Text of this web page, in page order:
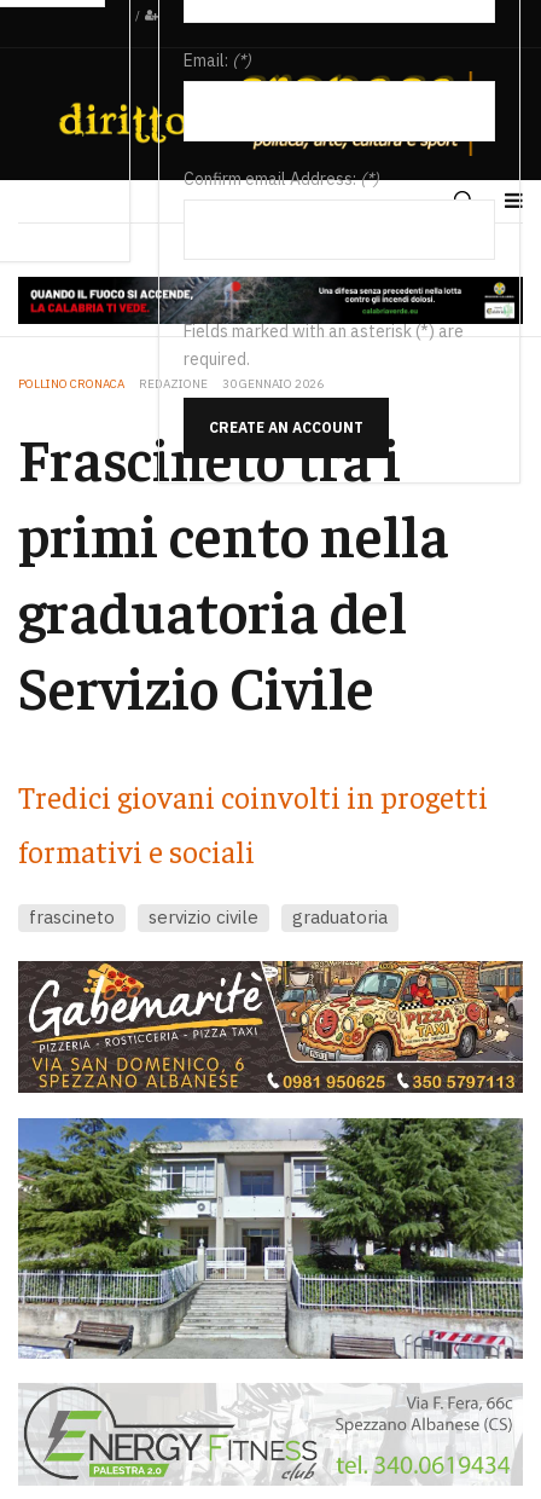
/
Email: (*)
Confirm email Address:(*)
Fields marked with an asterisk (*) are
required.
CREATE AN ACCOUNT
POLLINO CRONACA REDAZIONE 30 GENNAIO 2026
Frascineto tra i
primi cento nella
graduatoria del
Servizio Civile
Tredici giovani coinvolti in progetti
formativi e sociali
frascineto servizio civile graduatoria